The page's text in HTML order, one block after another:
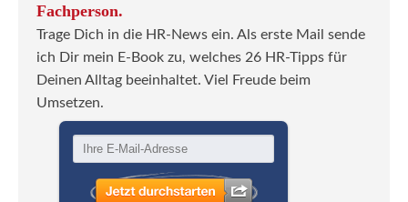
Fachperson.
Trage Dich in die HR-News ein. Als erste Mail sende
ich Dir mein E-Book zu, welches 26 HR-Tipps für
Deinen Alltag beeinhaltet. Viel Freude beim
Umsetzen.